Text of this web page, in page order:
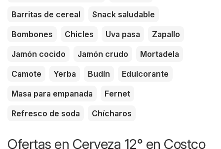
Barritas de cereal
Snack saludable
Bombones
Chicles Uva pasa
Zapallo
Jamón cocido
Jamón crudo
Mortadela
Camote
Yerba Budín
Edulcorante
Masa para empanada
Fernet
Refresco de soda
Chícharos
Ofertas en Cerveza 12° en Costco